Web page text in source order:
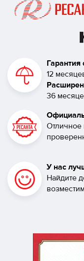
Гарантия
12
36
Отличное
У нас
Найдите